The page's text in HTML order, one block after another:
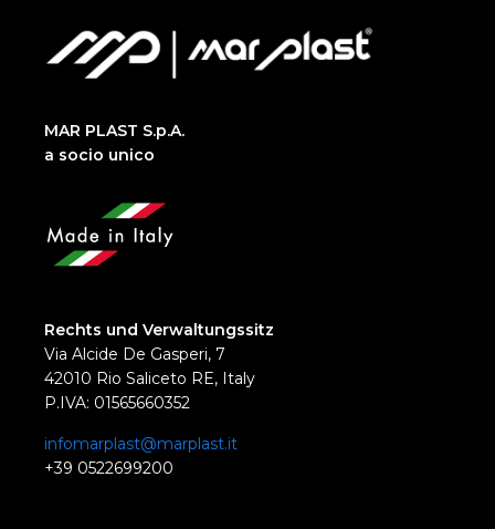
MAR PLAST S.p.A.
a socio unico
Rechts und Verwaltungssitz
Via Alcide De Gasperi, 7
42010 Rio Saliceto RE, Italy
P.IVA: 01565660352
infomarplast@marplast.it
+39 0522699200